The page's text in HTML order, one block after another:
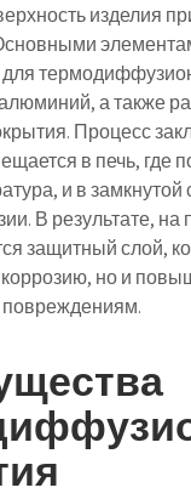
изделия
а также
Процесс
в печь, где
и в замкнутой
В результате, на
защитный слой,
но и
повреждениям.